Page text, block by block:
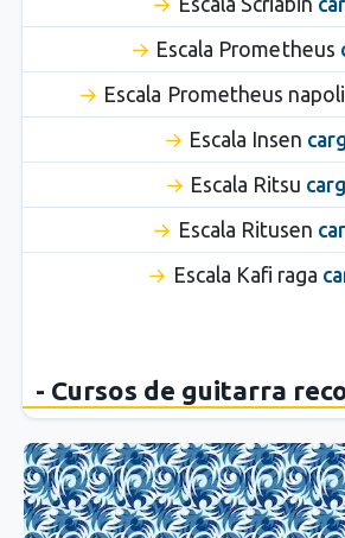
Escala Prometheus
Escala Prometheus
Escala Insen
Escala Ritsu
Escala Ritusen
Escala Kafi raga
- Cursos de guitarra